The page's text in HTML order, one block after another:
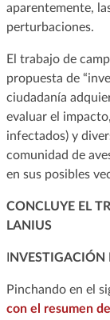
aparentemente,
perturbaciones.
El trabajo de
propuesta de
ciudadanía
evaluar el
infectados) y
comunidad de
en sus posibles
CONCLUYE EL
LANIUS
NVESTIGACIÓN
Pinchando en el
con el resumen